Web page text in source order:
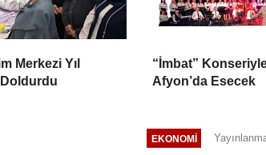
Merkezi Yıl
“İmbat”
Afyon’da Esecek
EKONOMI